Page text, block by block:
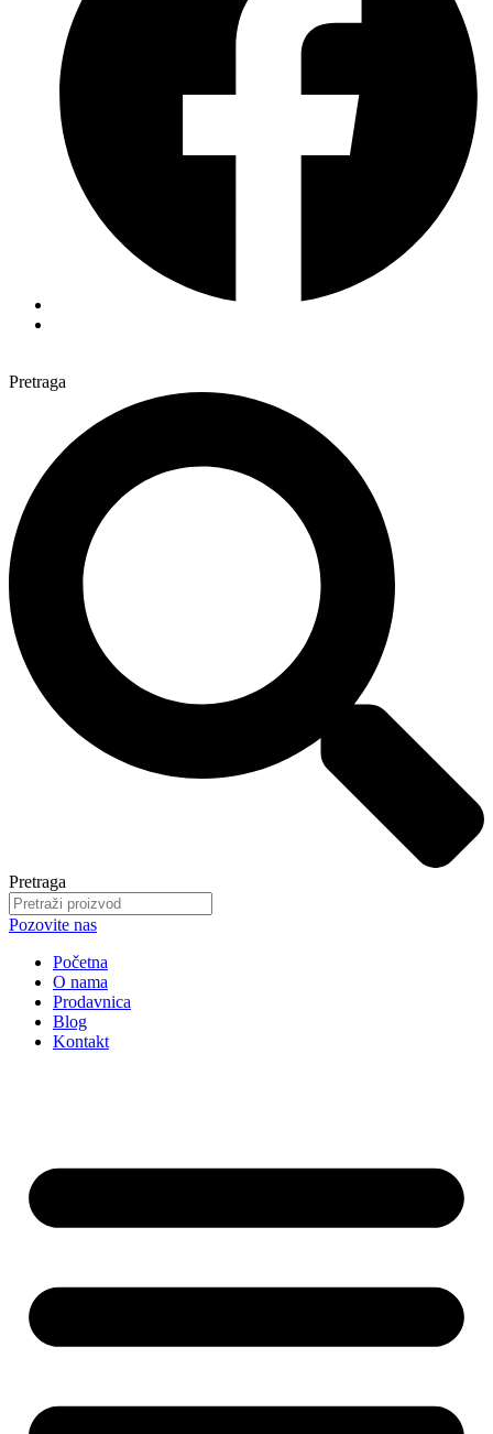
Pretraga
Pretraga
Pozovite nas
Početna
O nama
Prodavnica
Blog
Kontakt